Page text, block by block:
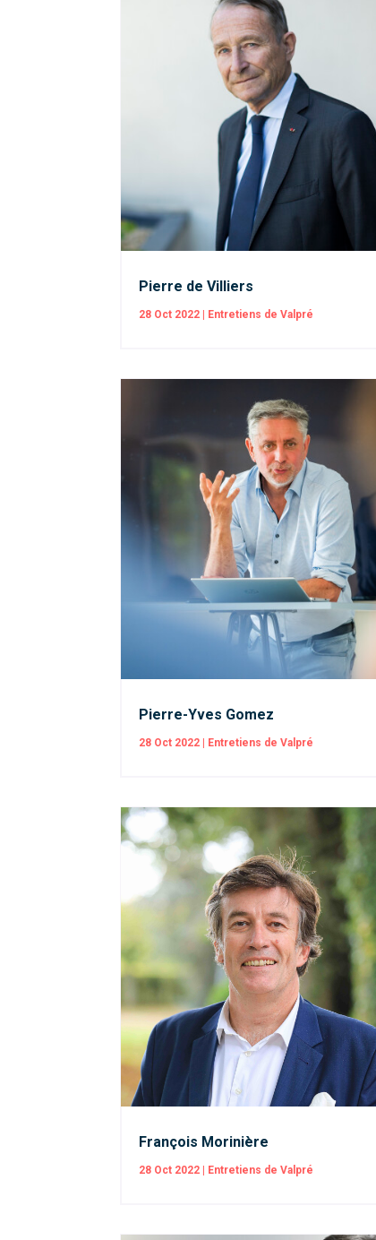
Pierre de Villiers
28 Oct 2022 | Entretiens de Valpré
Pierre-Yves Gomez
28 Oct 2022 | Entretiens de Valpré
François Morinière
28 Oct 2022 | Entretiens de Valpré